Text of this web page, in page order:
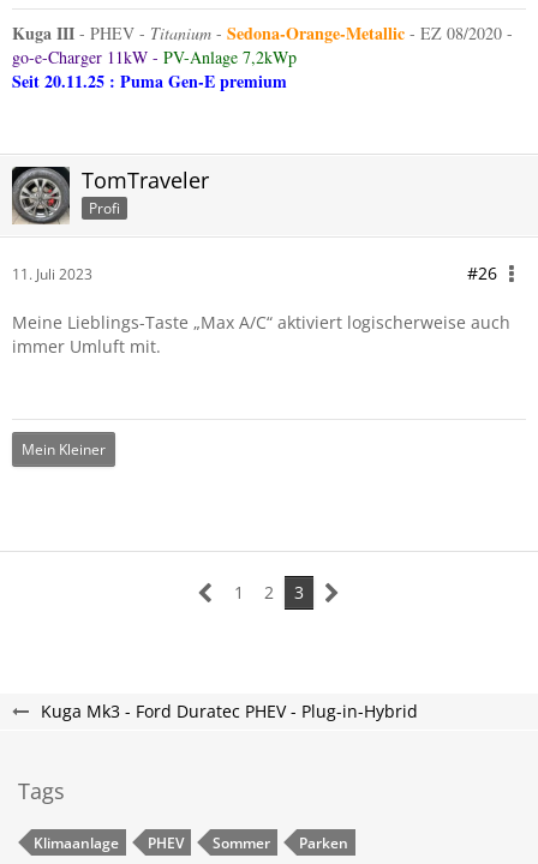
Kuga III - PHEV - Titanium - Sedona-Orange-Metallic - EZ 08/2020 -
go-e-Charger 11kW - PV-Anlage 7,2kWp
Seit 20.11.25 : Puma Gen-E premium
TomTraveler
Profi
11. Juli 2023 #26
Meine Lieblings-Taste „Max A/C“ aktiviert logischerweise auch
immer Umluft mit.
Mein Kleiner
1 2 3
Kuga Mk3 - Ford Duratec PHEV - Plug-in-Hybrid
Tags
Klimaanlage PHEV Sommer Parken